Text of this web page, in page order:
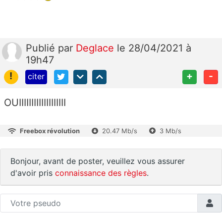
Publié par Deglace le 28/04/2021 à
19h47
!
citer + -
OUIIIIIIIIIIIIIIIIIII
Freebox révolution 20.47 Mb/s 3 Mb/s
Bonjour, avant de poster, veuillez vous assurer
d'avoir pris connaissance des règles.